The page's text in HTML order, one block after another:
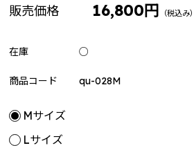
大好評につき再販グッズ 2025
屋～
屋～
しるはこ（BinTRoLL）
しるはこ 2024
販売価格 16,800円 （税込み）
在庫 ○
商品コード qu-028M
Mサイズ
Lサイズ